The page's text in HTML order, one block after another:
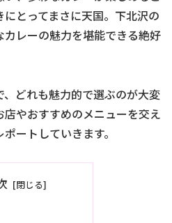
とってまさに天国。下北沢の
レーの魅力を堪能できる絶好
どれも魅力的で選ぶのが大変
やおすすめのメニューを交え
ートしていきます。